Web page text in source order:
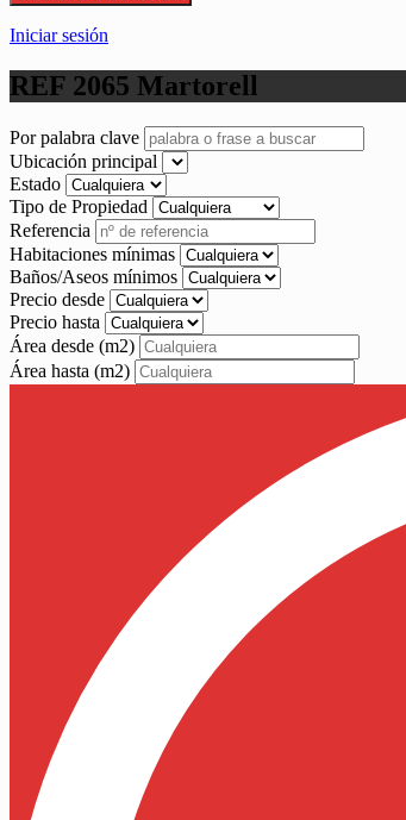
Iniciar sesión
REF 2065 Martorell
Por palabra clave
Ubicación principal
Estado
Tipo de Propiedad
Referencia
Habitaciones mínimas
Baños/Aseos mínimos
Precio desde
Precio hasta
Área desde (m2)
Área hasta (m2)